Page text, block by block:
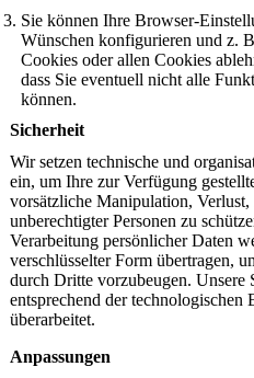
Sie können Ihre Browser-
Wünschen konfigurieren und z.
Cookies oder allen Cookies
dass Sie eventuell nicht alle
können.
Sicherheit
Wir setzen technische und
ein, um Ihre zur Verfügung
vorsätzliche Manipulation,
unberechtigter Personen zu
Verarbeitung persönlicher Daten
verschlüsselter Form übertragen,
durch Dritte vorzubeugen. Unsere
entsprechend der
überarbeitet.
Anpassungen